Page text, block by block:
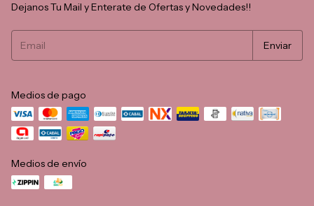
Dejanos Tu Mail y Enterate de Ofertas y Novedades!!
Medios de pago
Medios de envío